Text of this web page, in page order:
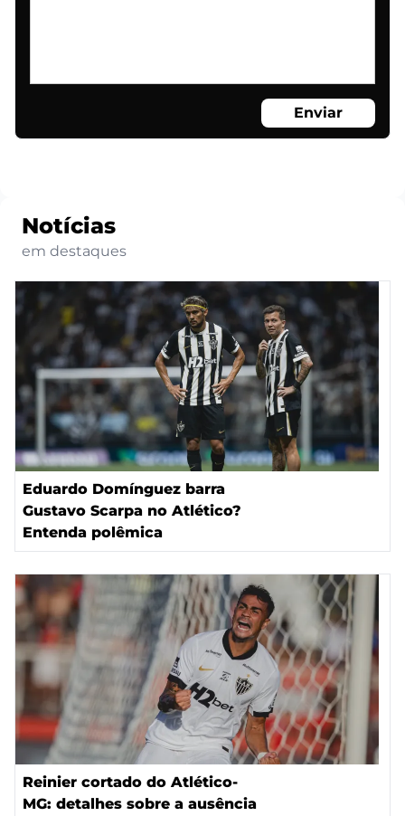
Enviar
Notícias
em destaques
Eduardo Domínguez barra
Gustavo Scarpa no Atlético?
Entenda polêmica
Reinier cortado do Atlético-
MG: detalhes sobre a ausência